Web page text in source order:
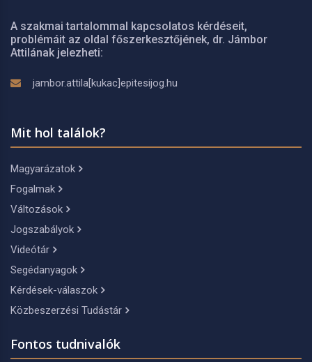
A szakmai tartalommal kapcsolatos kérdéseit,
problémáit az oldal főszerkesztőjének, dr. Jámbor
Attilának jelezheti:
jambor.attila[kukac]epitesijog.hu
Mit hol találok?
Magyarázatok
Fogalmak
Változások
Jogszabályok
Videótár
Segédanyagok
Kérdések-válaszok
Közbeszerzési Tudástár
Fontos tudnivalók